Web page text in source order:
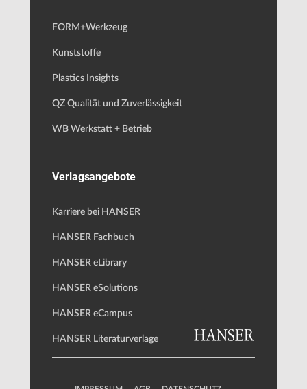
FORM+Werkzeug
Kunststoffe
Plastics Insights
QZ Qualität und Zuverlässigkeit
WB Werkstatt + Betrieb
Verlagsangebote
Karriere bei HANSER
HANSER Fachbuch
HANSER eLibrary
HANSER eSolutions
HANSER eCampus
HANSER Literaturverlage